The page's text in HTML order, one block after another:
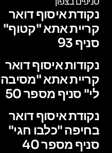
נקודת איסוף דואר
קריית אתא "קטוף"
סניף 93
נקודות איסוף דואר
קריית אתא "מסיבה
לי" סניף מספר 50
נקודת איסוף דואר
בחיפה "כלבו חגי"
סניף מספר 40